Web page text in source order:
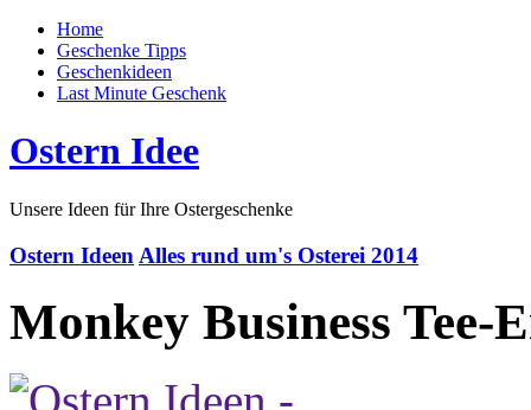
Home
Geschenke Tipps
Geschenkideen
Last Minute Geschenk
Ostern Idee
Unsere Ideen für Ihre Ostergeschenke
Ostern Ideen Alles rund um's Osterei 2014
Monkey Business Tee-